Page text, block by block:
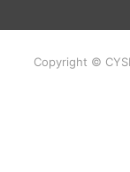
Copyright ©